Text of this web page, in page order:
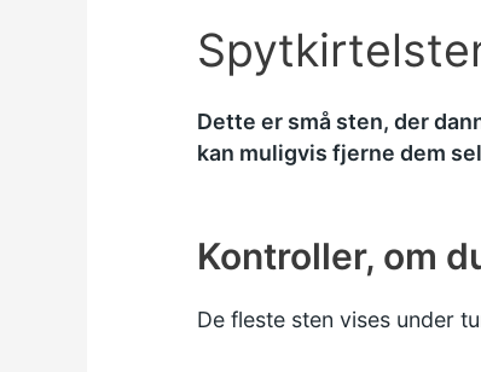
Dette er små sten, der
kan muligvis fjerne dem
Kontroller, om
De fleste sten vises under